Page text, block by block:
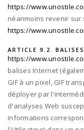
https://
néanmoins revenir sur
https://
ARTICLE 9.2.
https://
balises Internet
GIF à un pixel, GIF
déployer par
d'analyses Web
informations